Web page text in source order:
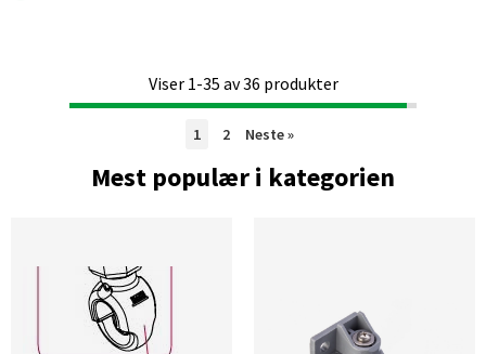
Viser 1-35 av36 produkter
1 2 Neste»
Mest populær i kategorien